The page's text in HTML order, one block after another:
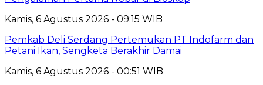
Kamis, 6 Agustus 2026 - 09:15 WIB
Pemkab Deli Serdang Pertemukan PT Indofarm dan
Petani Ikan, Sengketa Berakhir Damai
Kamis, 6 Agustus 2026 - 00:51 WIB